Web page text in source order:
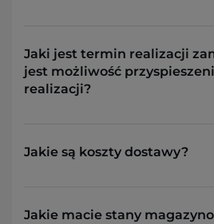
Jaki jest termin realizacji
jest możliwość
realizacji?
Jakie są koszty dostawy?
Jakie macie stany